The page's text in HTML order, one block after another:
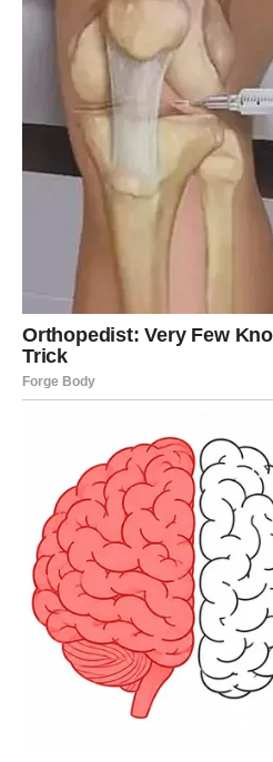
Moguće je priznanje, iskren
koje ćete konačno shvatiti
Iako bi vas istina na početku
ćete shvatiti da vam je bila
dalje bez sumnji i tereta.
Mnoge Škorpije će tokom
trošiti energiju na ljude koji ih
VRIJEME JE DA
POČNETE MISLITI
Previše ste energije trošile
i održati odnose koji su vas
Često ste zaboravljale vlastite
izbjegle sukobe ili razočaranja.
Ali zvijezde vam sada jasno
pronaći sreću ako stalno